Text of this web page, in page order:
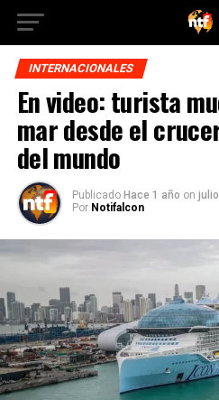
INTERNACIONALES
En video: turista
mar desde el
del mundo
Publicado Hace 1 año on
Por Notifalcon